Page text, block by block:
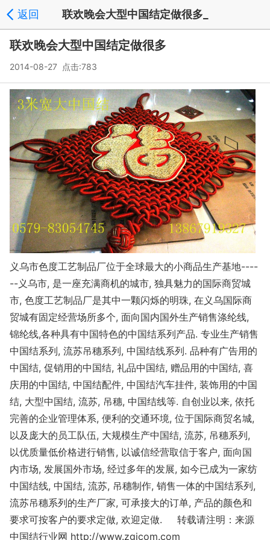
返回 联欢晚会大型中国结定做很多_
联欢晚会大型中国结定做很多
2014-08-27 点击:783
义乌市色度工艺制品厂位于全球最大的小商品生产基地----
--义乌市, 是一座充满商机的城市, 独具魅力的国际商贸城
市, 色度工艺制品厂是其中一颗闪烁的明珠, 在义乌国际商
贸城有固定经营场所多个, 面向国内国外生产销售涤纶线,
锦纶线,各种具有中国特色的中国结系列产品. 专业生产销售
中国结系列, 流苏吊穗系列, 中国结线系列. 品种有广告用的
中国结, 促销用的中国结, 礼品中国结, 赠品用的中国结, 喜
庆用的中国结, 中国结配件, 中国结汽车挂件, 装饰用的中国
结, 大型中国结, 流苏, 吊穗, 中国结线等. 自创业以来, 依托
完善的企业管理体系, 便利的交通环境, 位于国际商贸名城,
以及庞大的员工队伍, 大规模生产中国结, 流苏, 吊穗系列,
以优质量低价格进行销售, 以诚信经营取信于客户, 面向国
内市场, 发展国外市场, 经过多年的发展, 如今已成为一家纺
中国结线, 中国结, 流苏, 吊穗制作, 销售一体的中国结系列,
流苏吊穗系列的生产厂家, 可承接大的订单, 产品的颜色和
要求可按客户的要求定做, 欢迎定做. 转载请注明：来源
中国结行业网 http://www.zgjcom.com